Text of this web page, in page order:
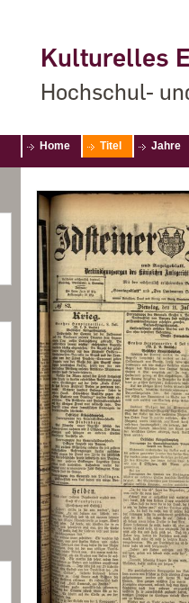
Kulturelles
Hochschul-
Home Titel Jahre